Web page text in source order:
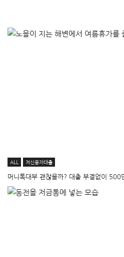
ALL 저신용자대출
머니톡대부 괜찮을까? 대출 부결없이 500